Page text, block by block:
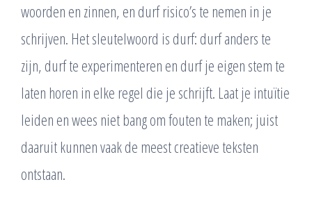
woorden en zinnen, en durf risico’s te nemen in je
schrijven. Het sleutelwoord is durf: durf anders te
zijn, durf te experimenteren en durf je eigen stem te
laten horen in elke regel die je schrijft. Laat je intuïtie
leiden en wees niet bang om fouten te maken; juist
daaruit kunnen vaak de meest creatieve teksten
ontstaan.